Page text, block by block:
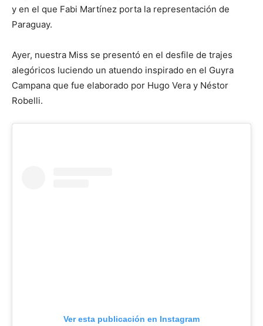
y en el que Fabi Martínez porta la representación de
Paraguay.
Ayer, nuestra Miss se presentó en el desfile de trajes
alegóricos luciendo un atuendo inspirado en el Guyra
Campana que fue elaborado por Hugo Vera y Néstor
Robelli.
Ver esta publicación en Instagram